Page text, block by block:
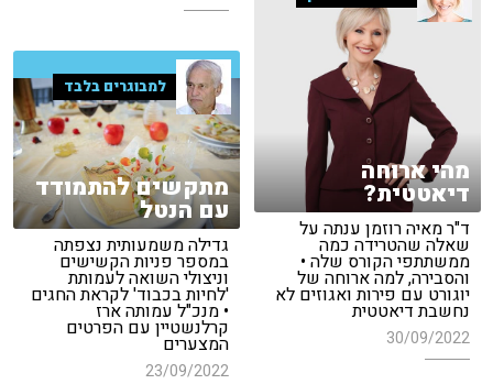
מהי ארוחה
דיאטטית?
ד"ר מאיה רוזמן ענתה על
שאלה שהטרידה כמה
ממשתתפי הקורס שלה •
והסבירה, למה ארוחה של
יוגורט עם פירות ואגוזים לא
נחשבת דיאטטית
30/09/2022
למבוגרים בלבד
מתקשים להתמודד
עם הנטל
גדילה משמעותית נצפתה
במספר פניות הקשישים
וניצולי השואה לעמותת
'לחיות בכבוד' לקראת החגים
• מנכ"ל עמותה ארז
קרלנשטיין עם הפרטים
המצערים
23/09/2022